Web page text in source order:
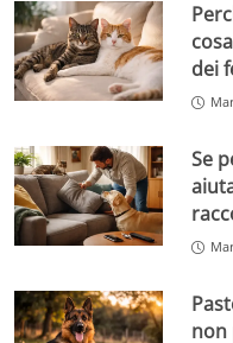
dei
Se
non